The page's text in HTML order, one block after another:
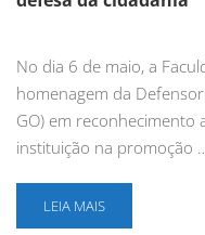
No dia 6 de maio, a
homenagem da
GO) em reconhecimento
instituição na promoção
LEIA MAIS